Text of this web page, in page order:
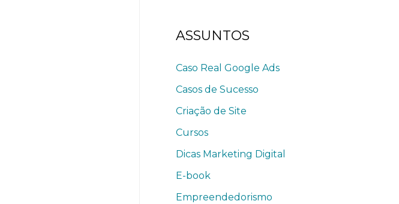
ASSUNTOS
Caso Real Google Ads
Casos de Sucesso
Criação de Site
Cursos
Dicas Marketing Digital
E-book
Empreendedorismo